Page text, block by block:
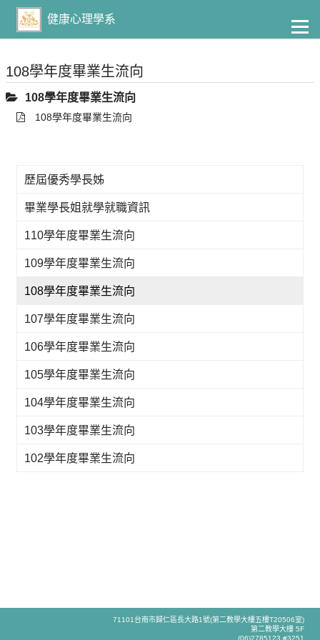
主
要
容
健康心理學系
108學年度畢業生流向
108學年度畢業生流向
108學年度畢業生流向
歷屆優秀學長姊
畢業學長姐就學就職資訊
110學年度畢業生流向
109學年度畢業生流向
108學年度畢業生流向
107學年度畢業生流向
106學年度畢業生流向
105學年度畢業生流向
104學年度畢業生流向
103學年度畢業生流向
102學年度畢業生流向
71101台南市歸仁區長大路1號(第二教學大樓五樓T20506室)
第二教學大樓 5F